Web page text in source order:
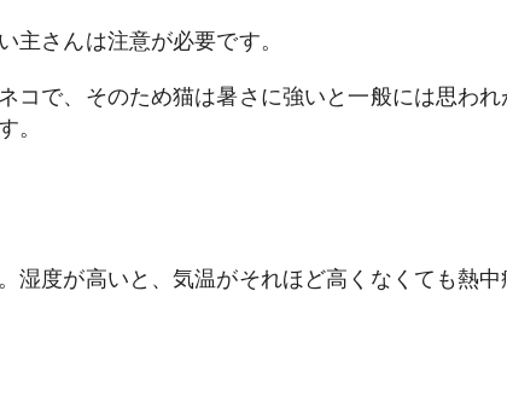
主さんは注意が必要です。
コで、そのため猫は暑さに強いと一般には思われ
。
湿度が高いと、気温がそれほど高くなくても熱